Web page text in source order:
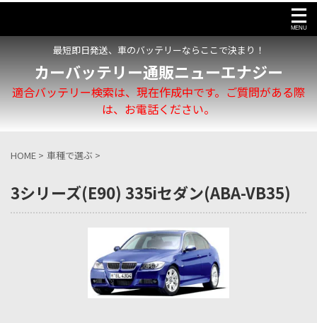
最短即日発送、車のバッテリーならここで決まり！
カーバッテリー通販ニューエナジー
適合バッテリー検索は、現在作成中です。ご質問がある際
は、お電話ください。
HOME > 車種で選ぶ >
3シリーズ(E90) 335iセダン(ABA-VB35)